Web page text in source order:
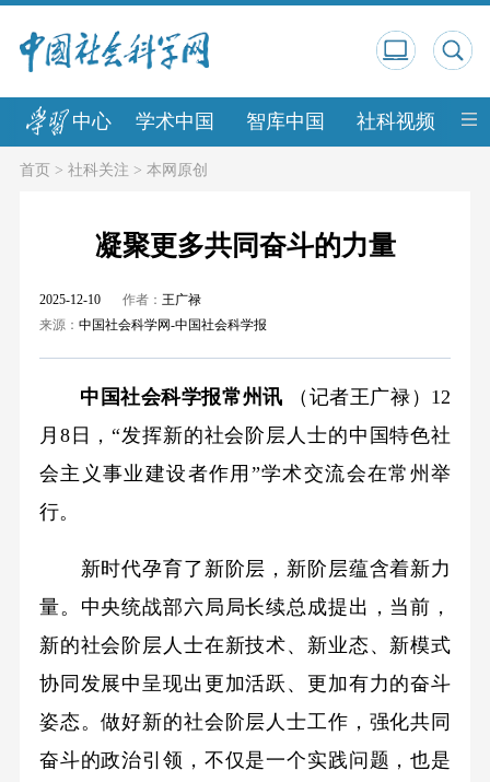
中心 学术中国 智库中国 社科视频 中
首页> 社科关注 > 本网原创
凝聚更多共同奋斗的力量
2025-12-10 作者： 王广禄
来源： 中国社会科学网-中国社会科学报
中国社会科学报常州讯 （记者王广禄）12
月8日，“发挥新的社会阶层人士的中国特色社
会主义事业建设者作用”学术交流会在常州举
行。
新时代孕育了新阶层，新阶层蕴含着新力
量。中央统战部六局局长续总成提出，当前，
新的社会阶层人士在新技术、新业态、新模式
协同发展中呈现出更加活跃、更加有力的奋斗
姿态。做好新的社会阶层人士工作，强化共同
奋斗的政治引领，不仅是一个实践问题，也是